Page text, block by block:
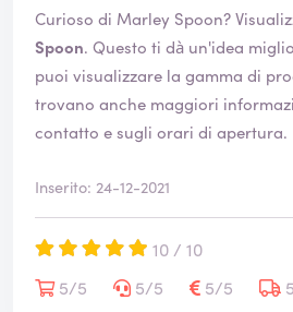
i
c
a
t
a
Curioso di Marley Spoon?
Spoon. Questo ti dà un'idea migliore dell'azienda e
puoi visualizzare la gamma di prodotti.
trovano anche maggiori
contatto e sugli orari di apertura.
Inserito: 24-12-2021
10 / 10
5/5
5/5 5/5